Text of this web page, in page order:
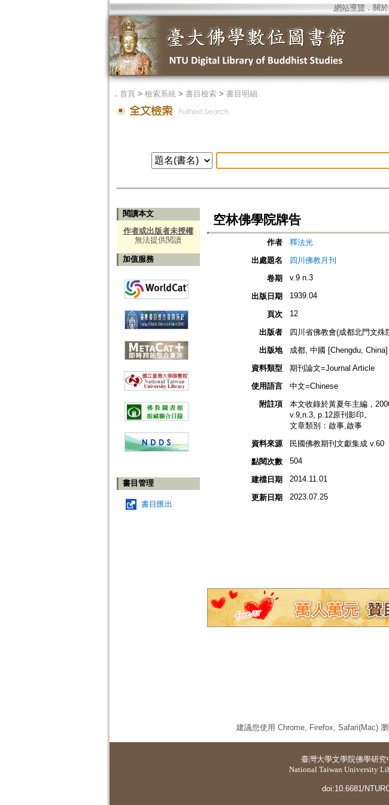
網站導覽 ． 關
． 首頁> 檢索系統> 書目檢索> 書目明細
閱讀本文
作者或出版者未授權
無法提供閱讀
加值服務
書目管理
書目匯出
空林佛學院牌告
作者
釋法光
出處題名
四川佛教月刊
卷期
v.9 n.3
出版日期 1939.04
頁次 12
出版者
四川省佛教會(成都北門文殊
出版地
成都, 中國 [Chengdu, China]
資料類型
期刊論文=Journal Article
使用語言
中文=Chinese
附註項
本文收錄於黃夏年主編，
v.9,n.3, p.12原刊影印。
文章類別：啟事,啟事
資料來源
民國佛教期刊文獻集成 v.60
點閱次數
504
建檔日期 2014.11.01
更新日期 2023.07.25
建議您使用 Chrome, Firefox, Safari(Mac)
臺灣大學文學院佛學研究
National Taiwan University
doi:10.6681/